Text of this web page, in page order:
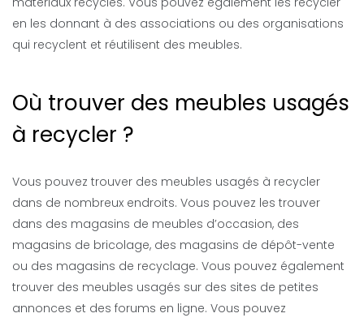
en les donnant à des associations ou des organisations
qui recyclent et réutilisent des meubles.
Où trouver des meubles usagés
à recycler ?
Vous pouvez trouver des meubles usagés à recycler
dans de nombreux endroits. Vous pouvez les trouver
dans des magasins de meubles d’occasion, des
magasins de bricolage, des magasins de dépôt-vente
ou des magasins de recyclage. Vous pouvez également
trouver des meubles usagés sur des sites de petites
annonces et des forums en ligne. Vous pouvez